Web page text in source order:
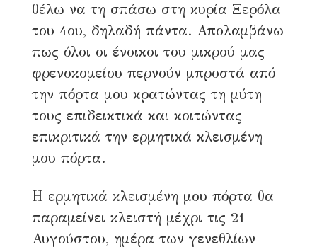
θέλω να τη σπάσω στη κυρία Ξερόλα
του 4ου, δηλαδή πάντα. Απολαμβάνω
πως όλοι οι ένοικοι του μικρού μας
φρενοκομείου περνούν μπροστά από
την πόρτα μου κρατώντας τη μύτη
τους επιδεικτικά και κοιτώντας
επικριτικά την ερμητικά κλεισμένη
μου πόρτα.
Η ερμητικά κλεισμένη μου πόρτα θα
παραμείνει κλειστή μέχρι τις 21
Αυγούστου, ημέρα των γενεθλίων